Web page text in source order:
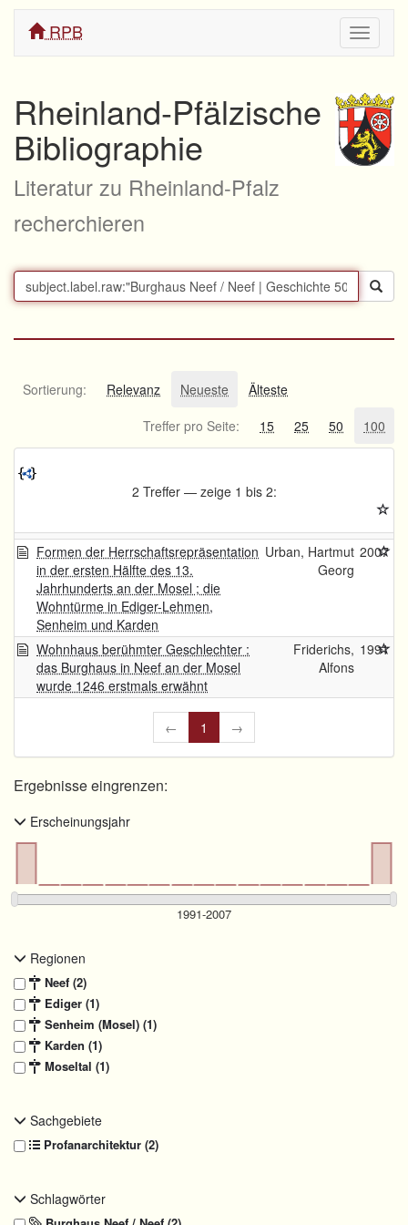
ein/
RPB
Rheinland-Pfälzische
Bibliographie
Literatur zu Rheinland-Pfalz
recherchieren
Sortierung: Relevanz Neueste
Älteste
Treffer pro Seite:
15 25 50 100
2 Treffer — zeige 1 bis 2:
Formen der Herrschaftsrepräsentation
in der ersten Hälfte des 13.
Jahrhunderts an der Mosel ; die
Wohntürme in Ediger-Lehmen,
Senheim und Karden
Urban, Hartmut
Georg
2007
Wohnhaus berühmter Geschlechter :
das Burghaus in Neef an der Mosel
wurde 1246 erstmals erwähnt
Friderichs,
Alfons
1991
← 1 →
Ergebnisse eingrenzen:
Erscheinungsjahr
Regionen
Neef (2)
Ediger (1)
Senheim (Mosel) (1)
Karden (1)
Moseltal (1)
Sachgebiete
Profanarchitektur (2)
Schlagwörter